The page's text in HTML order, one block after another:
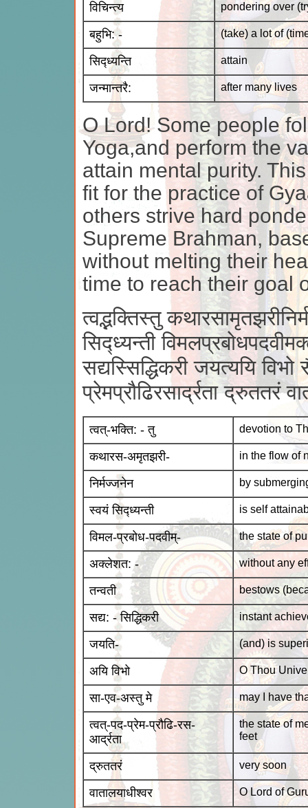
विचिन्त्य pondering over
बहुभि: - (take) a lot of
सिद्ध्यन्ति attain
जन्मान्तरै: after many lives
O Lord! Some people
Yoga,and perform the
attain mental purity.
fit for the practice of
others strive hard
Supreme Brahman,
without melting their
time to reach their goal
त्वद्भक्तिस्तु
सिद्ध्यन्ती
सद्यस्सिद्धिकरी जयत्ययि
प्रेमप्रौढिरसार्द्रता द्रुततरं
त्वत्-भक्ति: - तु devotion to
कथारस-अमृतझरी- in the flow of
निर्मज्जनेन by
स्वयं सिद्ध्यन्ती is self
विमल-प्रबोध-पदवीम्- the state of
अक्लेशत: - without any
तन्वती bestows
सद्य: - सिद्धिकरी instant
जयति- (and) is
अयि विभो O Thou
सा-एव-अस्तु मे may I have
त्वत्-पद-प्रेम-प्रौढि-रस-
आर्द्रता
the state of
feet
द्रुततरं very soon
वातालयाधीश्वर O Lord of